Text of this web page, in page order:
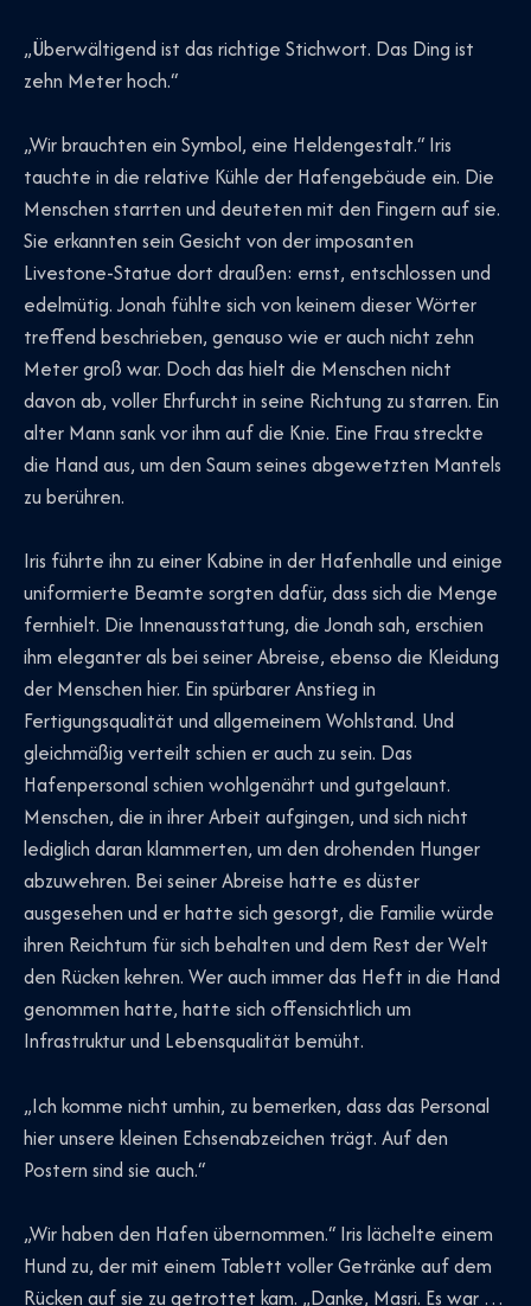
„Überwältigend ist das richtige Stichwort. Das Ding ist
zehn Meter hoch.“
„Wir brauchten ein Symbol, eine Heldengestalt.“ Iris
tauchte in die relative Kühle der Hafengebäude ein. Die
Menschen starrten und deuteten mit den Fingern auf sie.
Sie erkannten sein Gesicht von der imposanten
Livestone-Statue dort draußen: ernst, entschlossen und
edelmütig. Jonah fühlte sich von keinem dieser Wörter
treffend beschrieben, genauso wie er auch nicht zehn
Meter groß war. Doch das hielt die Menschen nicht
davon ab, voller Ehrfurcht in seine Richtung zu starren. Ein
alter Mann sank vor ihm auf die Knie. Eine Frau streckte
die Hand aus, um den Saum seines abgewetzten Mantels
zu berühren.
Iris führte ihn zu einer Kabine in der Hafenhalle und einige
uniformierte Beamte sorgten dafür, dass sich die Menge
fernhielt. Die Innenausstattung, die Jonah sah, erschien
ihm eleganter als bei seiner Abreise, ebenso die Kleidung
der Menschen hier. Ein spürbarer Anstieg in
Fertigungsqualität und allgemeinem Wohlstand. Und
gleichmäßig verteilt schien er auch zu sein. Das
Hafenpersonal schien wohlgenährt und gutgelaunt.
Menschen, die in ihrer Arbeit aufgingen, und sich nicht
lediglich daran klammerten, um den drohenden Hunger
abzuwehren. Bei seiner Abreise hatte es düster
ausgesehen und er hatte sich gesorgt, die Familie würde
ihren Reichtum für sich behalten und dem Rest der Welt
den Rücken kehren. Wer auch immer das Heft in die Hand
genommen hatte, hatte sich offensichtlich um
Infrastruktur und Lebensqualität bemüht.
„Ich komme nicht umhin, zu bemerken, dass das Personal
hier unsere kleinen Echsenabzeichen trägt. Auf den
Postern sind sie auch.“
„Wir haben den Hafen übernommen.“ Iris lächelte einem
Hund zu, der mit einem Tablett voller Getränke auf dem
Rücken auf sie zu getrottet kam. „Danke, Masri. Es war …